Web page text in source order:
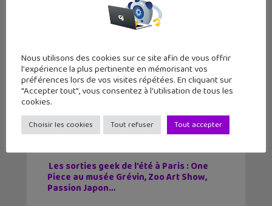
Victor Wembanyama sur la jaquette
mondiale de NBA 2K27 !
Lecture d’été 2026 #7 : Ghost Pepper
(tome 1), un comics post-apocalyptique
par un auteur français
Les sorties geek de l’été à Paris : One
Piece au musée Grévin, Zoo Art Show,
Passion Japon…
Nous utilisons des cookies sur ce site afin de vous offrir
l'expérience la plus pertinente en mémorisant vos
préférences lors de vos visites répétées. En cliquant sur
"Accepter tout", vous consentez à l'utilisation de tous les
cookies.
Choisir les cookies Tout refuser Tout accepter